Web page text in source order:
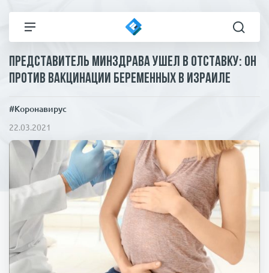
Все новости
Экономика
Общество
Коронавирус
Технологии
Пресса
Статьи
ЧП И КРИМИНАЛ
Представитель Минздрава ушел в отставку: он
против вакцинации беременных в Израиле
#Коронавирус
22.03.2021